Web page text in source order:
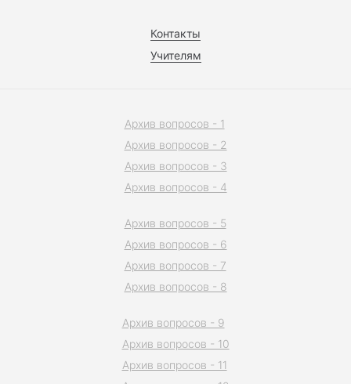
Контакты
Учителям
Архив вопросов - 1
Архив вопросов - 2
Архив вопросов - 3
Архив вопросов - 4
Архив вопросов - 5
Архив вопросов - 6
Архив вопросов - 7
Архив вопросов - 8
Архив вопросов - 9
Архив вопросов - 10
Архив вопросов - 11